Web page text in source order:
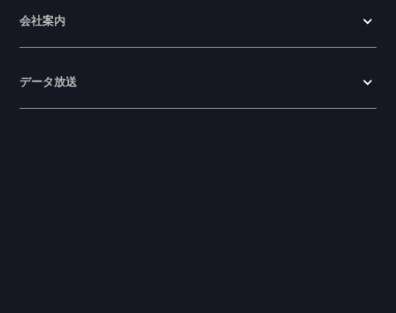
会社案内
データ放送